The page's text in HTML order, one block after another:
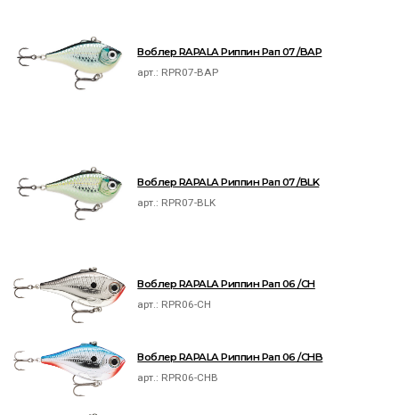
Воблер RAPALA Риппин Рап 07 /BAP
арт.: RPR07-BAP
Воблер RAPALA Риппин Рап 07 /BLK
арт.: RPR07-BLK
Воблер RAPALA Риппин Рап 06 /CH
арт.: RPR06-CH
Воблер RAPALA Риппин Рап 06 /CHB
арт.: RPR06-CHB